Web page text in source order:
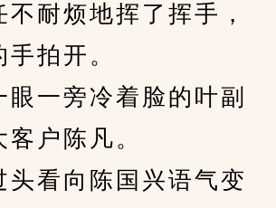
烦地挥了挥手，
拍开。
一旁冷着脸的叶副
户陈凡。
看向陈国兴语气变